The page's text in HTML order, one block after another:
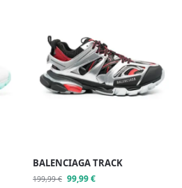
BALENCIAGA TRACK
199,99€ 99,99€